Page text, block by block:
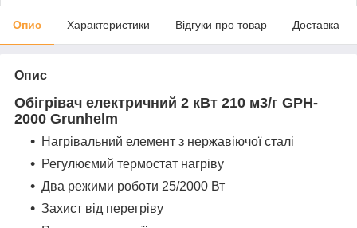
Опис Характеристики Відгуки про товар Доставка
Опис
Обігрівач електричний 2 кВт 210 м3/г GPH-
2000 Grunhelm
Нагрівальний елемент з нержавіючої сталі
Регулюємий термостат нагріву
Два режими роботи 25/2000 Вт
Захист від перегріву